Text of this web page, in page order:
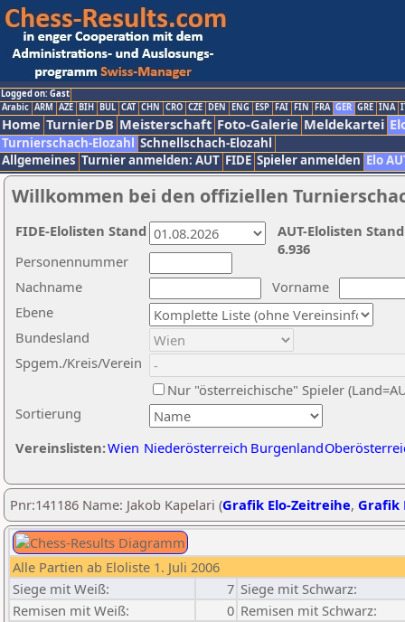
Logged on: Gast
Arabic ARM AZE BIH BUL CAT CHN CRO CZE DEN ENG ESP FAI FIN FRA GER GRE INA
Home TurnierDB Meisterschaft Foto-Galerie Meldekartei
Turnierschach-Elozahl Schnellschach-Elozahl
Allgemeines Turnier anmelden: AUT FIDE Spieler anmelden Elo
Willkommen bei den offiziellen
Nachname
Vorname
Ebene
Sortierung
Personennummer
Bundesland
Spgem./Kreis/Verein
Nur "österreichische" Spieler
Vereinslisten:Wien Niederösterreich Burgenland
AUT-Elolisten
6.936
FIDE-Elolisten Stand
Pnr:141186 Name: Jakob Kapelari (Grafik Elo-Zeitreihe, Grafik
Alle Partien ab Eloliste 1. Juli 2006
Siege mit Weiß:
7 Siege mit Schwarz:
Remisen mit Weiß:
0 Remisen mit Schwarz: